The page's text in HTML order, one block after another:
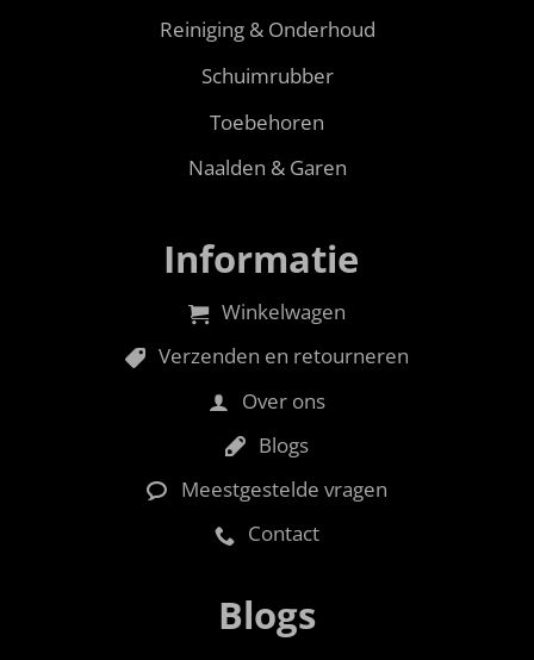
Reiniging & Onderhoud
Schuimrubber
Toebehoren
Naalden & Garen
Informatie
Winkelwagen
Verzenden en retourneren
Over ons
Blogs
Meestgestelde vragen
Contact
Blogs